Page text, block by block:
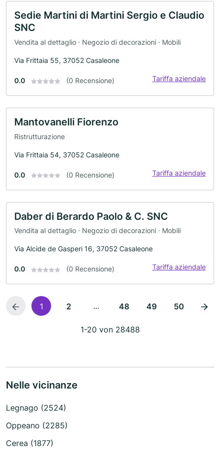
Sedie Martini di Martini Sergio e Claudio
SNC
Vendita al dettaglio · Negozio di decorazioni · Mobili
Via Frittaia 55, 37052 Casaleone
0.0 (0 Recensione) Tariffa aziendale
Mantovanelli Fiorenzo
Ristrutturazione
Via Frittaia 54, 37052 Casaleone
0.0 (0 Recensione) Tariffa aziendale
Daber di Berardo Paolo & C. SNC
Vendita al dettaglio · Negozio di decorazioni · Mobili
Via Alcide de Gasperi 16, 37052 Casaleone
0.0 (0 Recensione) Tariffa aziendale
1 2 ... 48 49 50
1-20 von 28488
Nelle vicinanze
Legnago (2524)
Oppeano (2285)
Cerea (1877)